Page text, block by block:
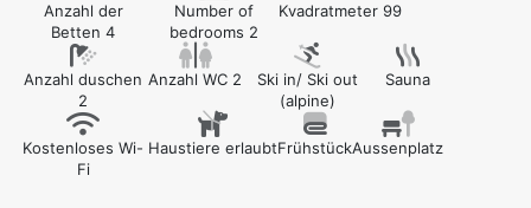
Anzahl der
Betten 4
Number of
bedrooms 2
Kvadratmeter 99
Anzahl duschen
2
Anzahl WC 2
Ski in/ Ski out
(alpine)
Sauna
Kostenloses Wi-
Fi
Haustiere erlaubtFrühstückAussenplatz